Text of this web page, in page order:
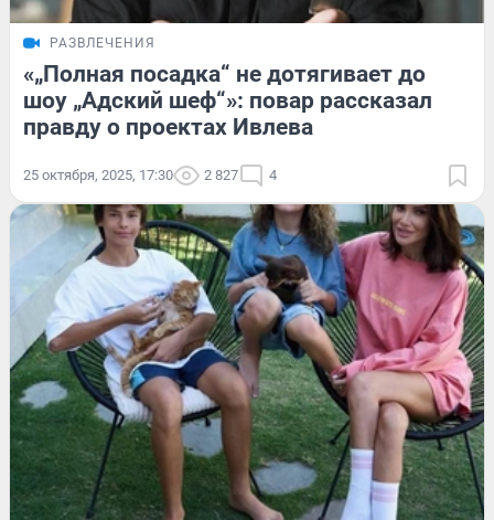
РАЗВЛЕЧЕНИЯ
«„Полная посадка“ не дотягивает до
шоу „Адский шеф“»: повар рассказал
правду о проектах Ивлева
25 октября, 2025, 17:30 2 827 4